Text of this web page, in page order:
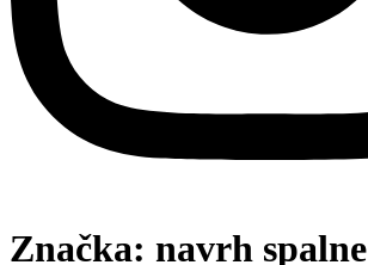
Značka: navrh spalne